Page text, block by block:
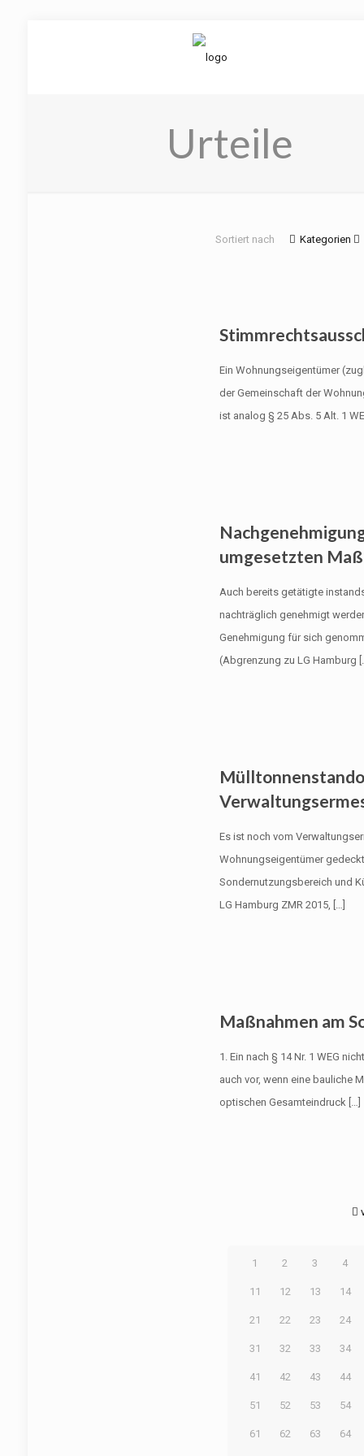
Urteile
Sortiert nach Kategorien
Ein Wohnungseigentümer
der Gemeinschaft der
ist analog § 25 Abs. 5 Alt. 1
umgesetzten
Auch bereits getätigte
nachträglich genehmigt
Genehmigung für sich
(Abgrenzung zu LG Hamburg
Es ist noch vom
Wohnungseigentümer
Sondernutzungsbereich und
LG Hamburg ZMR 2015, […]
Maßnahmen am
1. Ein nach § 14 Nr. 1 WEG
auch vor, wenn eine bauliche
optischen Gesamteindruck […]
1 2 3 4
11 12 13 14
21 22 23 24
31 32 33 34
41 42 43 44
51 52 53 54
61 62 63 64